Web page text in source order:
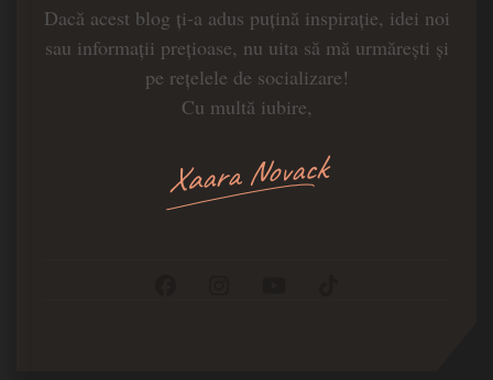
Dacă acest blog ți-a adus puțină inspirație, idei noi
sau informații prețioase, nu uita să mă urmărești și
pe rețelele de socializare!
Cu multă iubire,
Xaara Novack